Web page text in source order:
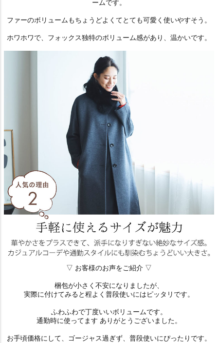
ームです。
ファーのボリュームもちょうどよくてとても可愛く使いやすそう。
ホワホワで、フォックス独特のボリューム感があり、温かいです。
▽ お客様のお声をご紹介 ▽
梱包が小さく不安になりましたが、
実際に付けてみると程よく普段使いにはピッタリです。
ふわふわで丁度いいボリュームです。
通勤時に使ってます ありがとうございました。
お手頃価格にして、ゴージャス過ぎず、普段使いにぴったりです。